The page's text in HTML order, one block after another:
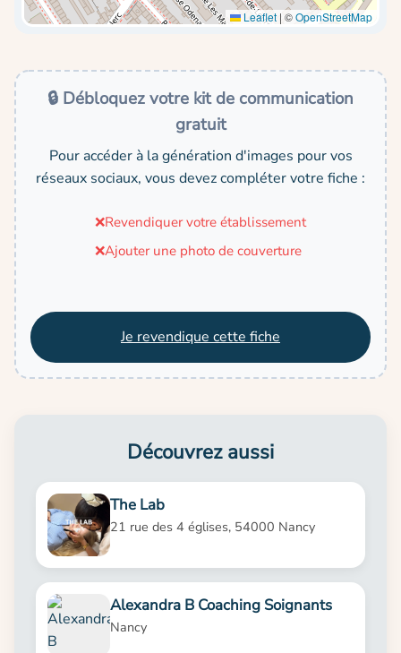
Leaflet | ©OpenStreetMap
🔒 Débloquez votre kit de communication
gratuit
Pour accéder à la génération d'images pour vos
réseaux sociaux, vous devez compléter votre fiche :
❌Revendiquer votre établissement
❌Ajouter une photo de couverture
Je revendique cette fiche
Découvrez aussi
The Lab
21 rue des 4 églises, 54000 Nancy
Alexandra B Coaching Soignants
Nancy